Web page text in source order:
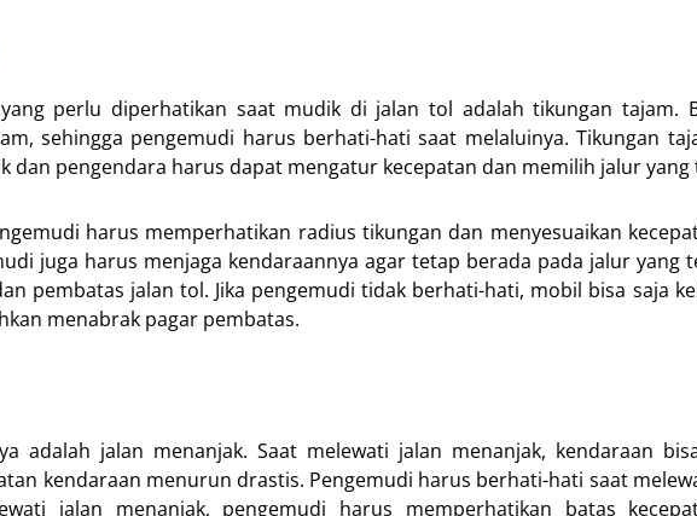
perlu diperhatikan saat mudik di jalan tol adalah tikungan tajam.
sehingga pengemudi harus berhati-hati saat melaluinya. Tikungan
dan pengendara harus dapat mengatur kecepatan dan memilih jalur yang
harus memperhatikan radius tikungan dan menyesuaikan
juga harus menjaga kendaraannya agar tetap berada pada jalur yang
pembatas jalan tol. Jika pengemudi tidak berhati-hati, mobil bisa saja
menabrak pagar pembatas.
adalah jalan menanjak. Saat melewati jalan menanjak, kendaraan
kendaraan menurun drastis. Pengemudi harus berhati-hati saat
jalan menanjak, pengemudi harus memperhatikan batas